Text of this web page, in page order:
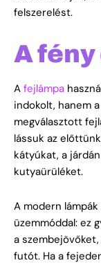
felszerelést.
A
A fejlámpa
indokolt, hanem
megválasztott
lássuk az
kátyúkat, a
kutyaürüléket.
A modern
üzemmóddal: ez
a
futót. Ha a